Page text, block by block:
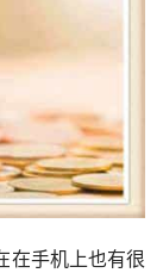
在手机上也有很